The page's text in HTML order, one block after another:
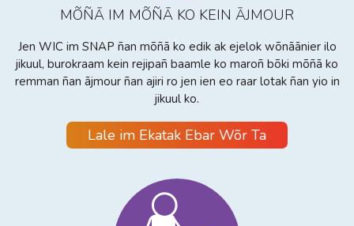
MÕÑĀ IM MÕÑĀ KO KEIN ĀJMOUR
Jen WIC im SNAP ñan mõñā ko edik ak ejelok wõnāānier ilo
jikuul, burokraam kein rejipañ baamle ko maroñ bõki mõñā ko
remman ñan ājmour ñan ajiri ro jen ien eo raar lotak ñan yio in
jikuul ko.
Lale im Ekatak Ebar Wõr Ta